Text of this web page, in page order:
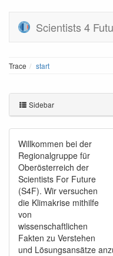
Scientists 4
Trace start
Sidebar
Willkommen bei der
Regionalgruppe für
Oberösterreich der
Scientists For Future
(S4F). Wir versuchen
die Klimakrise mithilfe
von
wissenschaftlichen
Fakten zu Verstehen
und Lösungsansätze